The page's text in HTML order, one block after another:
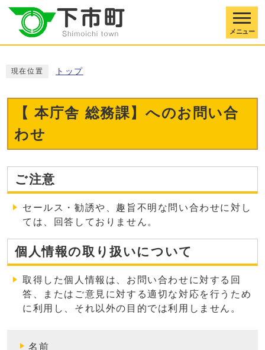
メニュー
現在位置 トップ
【 本庁舎 総務課】へのお問い合
わせ
ご注意
セールス・勧誘や、趣旨不明な問い合わせに対し
ては、回答しておりません。
個人情報の取り扱いについて
取得した個人情報は、お問い合わせに対する回
答、またはご意見に対する適切な対応を行うため
に利用し、それ以外の目的では利用しません 。
名前